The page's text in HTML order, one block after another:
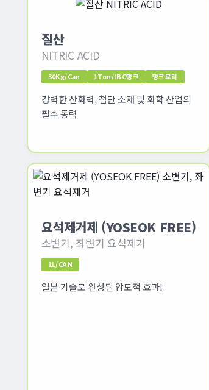
질산
NITRIC ACID
30Kg/Can 1Ton/IBC탱크 탱크로리
강력한 산화력, 첨단 소재 및 화학 산업의
필수 동력
요석제거제 (YOSEOK FREE)
소변기, 좌변기 요석제거
1L/CAN
일본 기술로 완성된 압도적 효과!